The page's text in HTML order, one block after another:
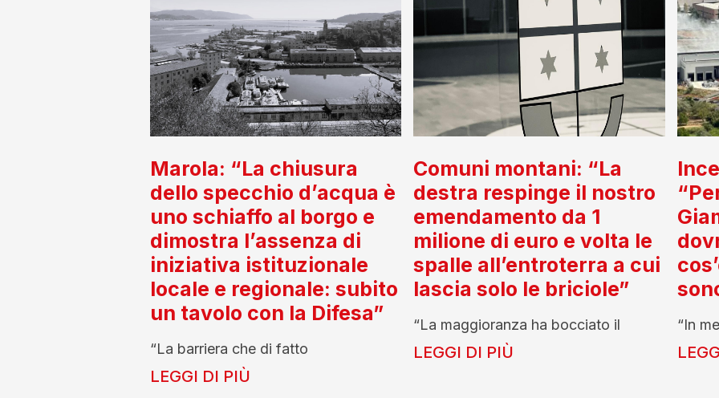
Marola: “La chiusura
dello specchio d’acqua è
uno schiaffo al borgo e
dimostra l’assenza di
iniziativa istituzionale
locale e regionale: subito
un tavolo con la Difesa”
“La barriera che di fatto
LEGGI DI PIÙ
Comuni montani: “La
destra respinge il nostro
emendamento da 1
milione di euro e volta le
spalle all’entroterra a cui
lascia solo le briciole”
“La maggioranza ha bocciato il
LEGGI DI PIÙ
“In